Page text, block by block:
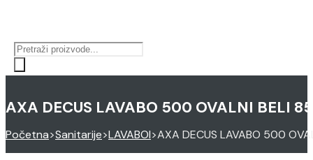
Products
search
AXA DECUS LAVABO 500 OVALNI BELI
Početna>Sanitarije>LAVABOI>AXA DECUS LAVABO 500